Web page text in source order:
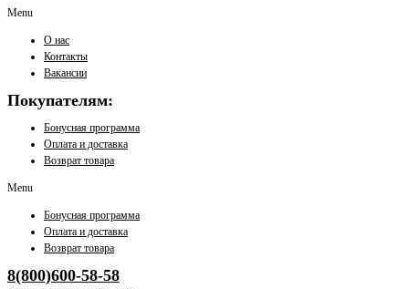
Menu
О нас
Контакты
Вакансии
Покупателям:
Бонусная программа
Оплата и доставка
Возврат товара
Menu
Бонусная программа
Оплата и доставка
Возврат товара
8(800)600-58-58